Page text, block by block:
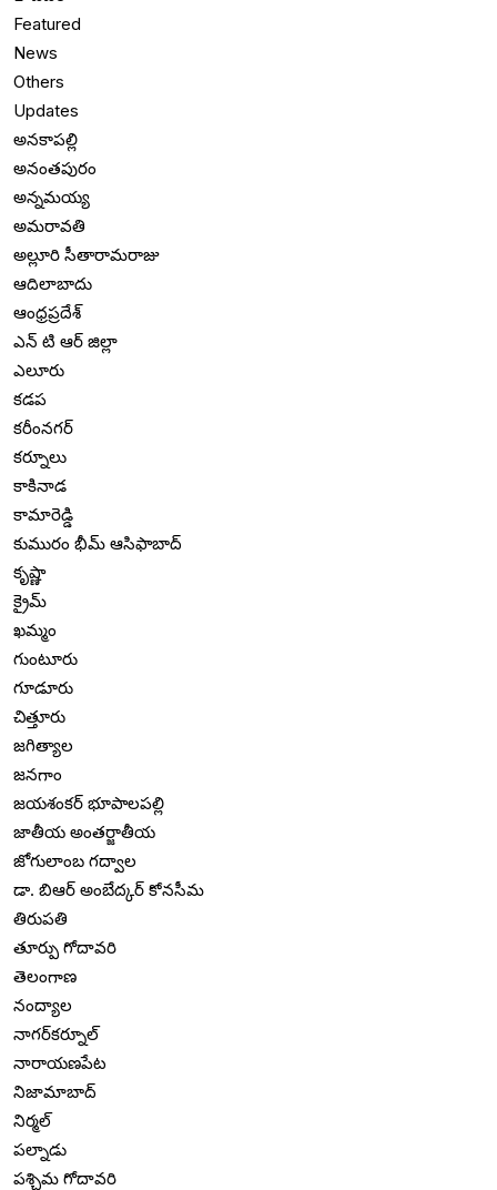
Featured
News
Others
Updates
అనకాపల్లి
అనంతపురం
అన్నమయ్య
అమరావతి
అల్లూరి సీతారామరాజు
ఆదిలాబాదు
ఆంధ్రప్రదేశ్
ఎన్ టి ఆర్ జిల్లా
ఎలూరు
కడప
కరీంనగర్
కర్నూలు
కాకినాడ
కామారెడ్డి
కుమురం భీమ్ ఆసిఫాబాద్
కృష్ణా
క్రైమ్
ఖమ్మం
గుంటూరు
గూడూరు
చిత్తూరు
జగిత్యాల
జనగాం
జయశంకర్ భూపాలపల్లి
జాతీయ అంతర్జాతీయ
జోగులాంబ గద్వాల
డా. బిఆర్ అంబేద్కర్ కోనసీమ
తిరుపతి
తూర్పు గోదావరి
తెలంగాణ
నంద్యాల
నాగర్‌కర్నూల్
నారాయణపేట
నిజామాబాద్
నిర్మల్
పల్నాడు
పశ్చిమ గోదావరి